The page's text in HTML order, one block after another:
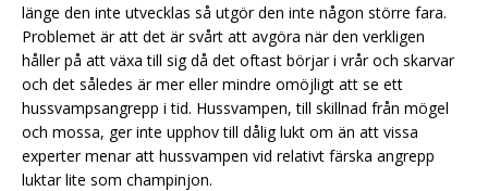
länge den inte utvecklas så utgör den inte någon större fara.
Problemet är att det är svårt att avgöra när den verkligen
håller på att växa till sig då det oftast börjar i vrår och skarvar
och det således är mer eller mindre omöjligt att se ett
hussvampsangrepp i tid. Hussvampen, till skillnad från mögel
och mossa, ger inte upphov till dålig lukt om än att vissa
experter menar att hussvampen vid relativt färska angrepp
luktar lite som champinjon.